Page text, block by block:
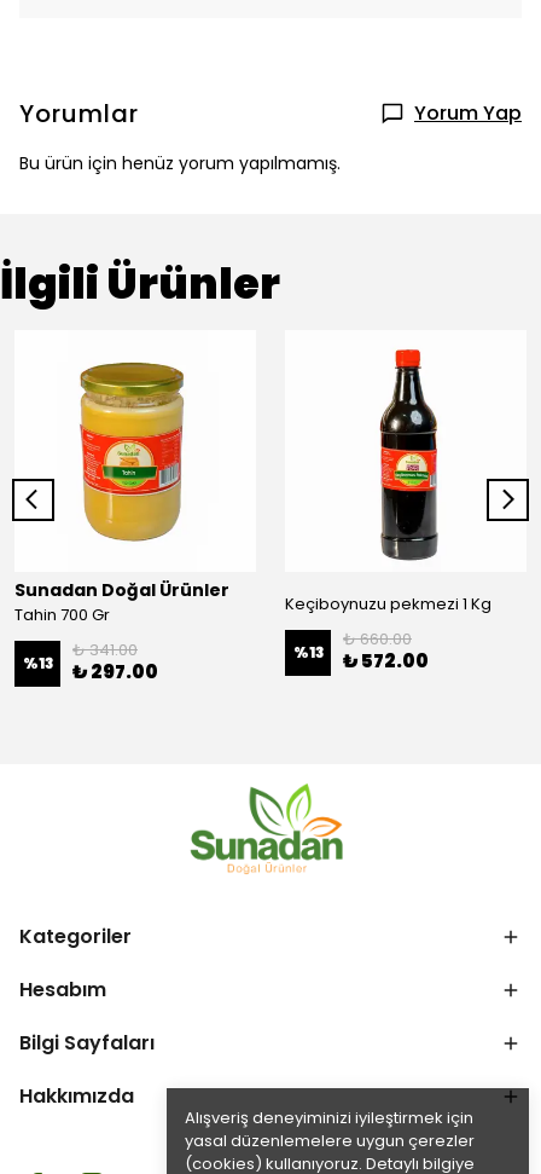
Alışveriş deneyiminizi iyileştirmek için
yasal düzenlemelere uygun çerezler
(cookies) kullanıyoruz. Detaylı bilgiye
Yorumlar Yorum Yap
Bu ürün için henüz yorum yapılmamış.
İlgili Ürünler
Sunadan Doğal Ürünler
Tahin 700 Gr
%13
₺ 341.00
₺ 297.00
Keçiboynuzu pekmezi 1 Kg
%13
₺ 660.00
₺ 572.00
Kategoriler
Hesabım
Bilgi Sayfaları
Hakkımızda